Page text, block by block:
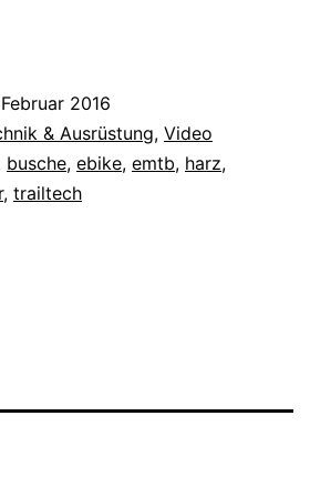
2016
& Ausrüstung, Video
busche, ebike, emtb, harz,
, trailtech